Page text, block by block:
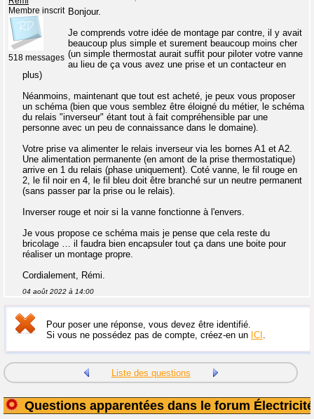
Membre inscrit
518 messages
Bonjour.
Je comprends votre idée de montage par contre, il y avait
beaucoup plus simple et surement beaucoup moins cher
(un simple thermostat aurait suffit pour piloter votre vanne
au lieu de ça vous avez une prise et un contacteur en
plus)
Néanmoins, maintenant que tout est acheté, je peux vous proposer
un schéma (bien que vous semblez être éloigné du métier, le schéma
du relais "inverseur" étant tout à fait compréhensible par une
personne avec un peu de connaissance dans le domaine).
Votre prise va alimenter le relais inverseur via les bornes A1 et A2.
Une alimentation permanente (en amont de la prise thermostatique)
arrive en 1 du relais (phase uniquement). Coté vanne, le fil rouge en
2, le fil noir en 4, le fil bleu doit être branché sur un neutre permanent
(sans passer par la prise ou le relais).
Inverser rouge et noir si la vanne fonctionne à l'envers.
Je vous propose ce schéma mais je pense que cela reste du
bricolage … il faudra bien encapsuler tout ça dans une boite pour
réaliser un montage propre.
Cordialement, Rémi.
04 août 2022 à 14:00
Pour poser une réponse, vous devez être identifié.
Si vous ne possédez pas de compte, créez-en un ICI
Liste des questions
Questions apparentées dans le forum Électricité